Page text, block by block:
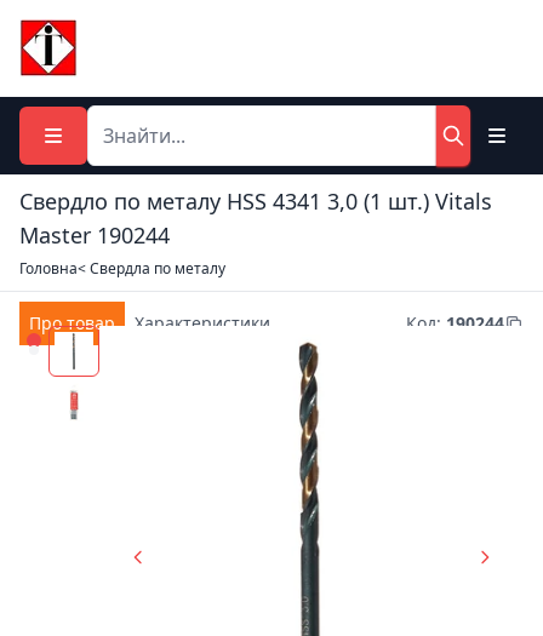
Свердло по металу HSS 4341 3,0 (1 шт.) Vitals
Master 190244
Головна< Свердла по металу
Про товар Характеристики Код: 190244